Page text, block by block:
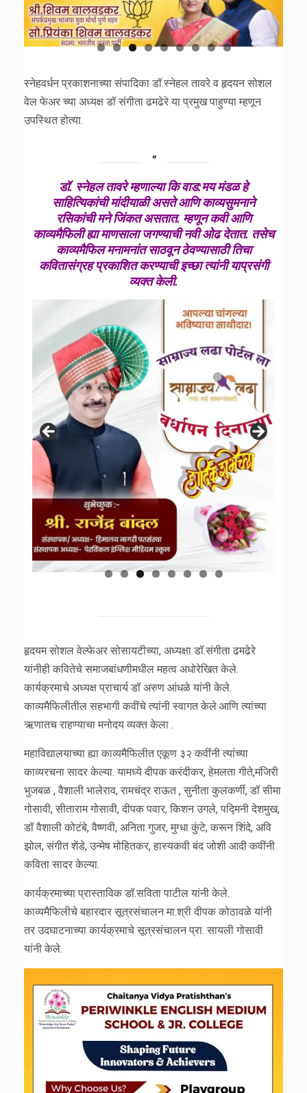
स्नेहवर्धन प्रकाशनाच्या संपादिका डॉ.स्नेहल तावरे व हृदयन सोशल
वेल फेअर च्या अध्यक्ष डॉ संगीता ढमढेरे या प्रमुख पाहुण्या म्हणून
उपस्थित होत्या.
डॉ. स्नेहल तावरे म्हणाल्या कि वाड:मय मंडळ हे
साहित्यिकांची मांदीयाळी असते आणि काव्यसुमनाने
रसिकांची मने जिंकत असतात. म्हणून कवी आणि
काव्यमैफिली ह्या माणसाला जगण्याची नवी ओढ देतात. तसेच
काव्यमैफिल मनामनांत साठवून ठेवण्यासाठी तिचा
कवितासंग्रह प्रकाशित करण्याची इच्छा त्यांनी याप्रसंगी
व्यक्त केली.
हृदयम सोशल वेल्फेअर सोसायटीच्या, अध्यक्षा डॉ.संगीता ढमढेरे
यांनीही कवितेचे समाजबांधणीमधील महत्व अधोरेखित केले.
कार्यक्रमाचे अध्यक्ष प्राचार्य डॉ अरुण आंधळे यांनी केले.
काव्यमैफिलीतील सहभागी कवींचे त्यांनी स्वागत केले आणि त्यांच्या
ऋणातच राहण्याचा मनोदय व्यक्त केला .
महाविद्यालयाच्या ह्या काव्यमैफिलीत एकूण ३२ कवींनी त्यांच्या
काव्यरचना सादर केल्या. यामध्ये दीपक करंदीकर, हेमलता गीते,मंजिरी
भुजबळ , वैशाली भालेराव, रामचंद्र राऊत , सुनीता कुलकर्णी, डॉ सीमा
गोसावी, सीताराम गोसावी, दीपक पवार, किशन उगले, पद्मिनी देशमुख,
डॉ वैशाली कोटंबे, वैष्णवी, अनिता गुजर, मुग्धा कुंटे, करून शिंदे, अवि
झोल, संगीत शेंडे, उन्मेष मोहितकर, हास्यकवी बंद जोशी आदी कवींनी
कविता सादर केल्या.
कार्यक्रमाच्या प्रास्ताविक डॉ.सविता पाटील यांनी केले.
काव्यमैफिलीचे बहारदार सूत्रसंचालन मा.श्री दीपक कोठावळे यांनी
तर उदघाटनाच्या कार्यक्रमाचे सूत्रसंचालन प्रा. सायली गोसावी
यांनी केले.